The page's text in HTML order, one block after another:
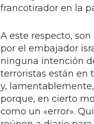
francotirador en la
A este respecto,
por el embajador
ninguna intención
terroristas están en
y,
porque, en cierto
como un «error».